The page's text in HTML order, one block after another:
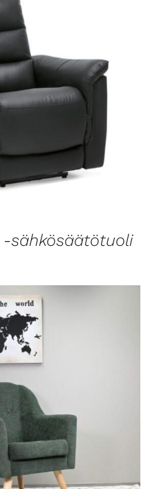
-sähkösäätötuoli